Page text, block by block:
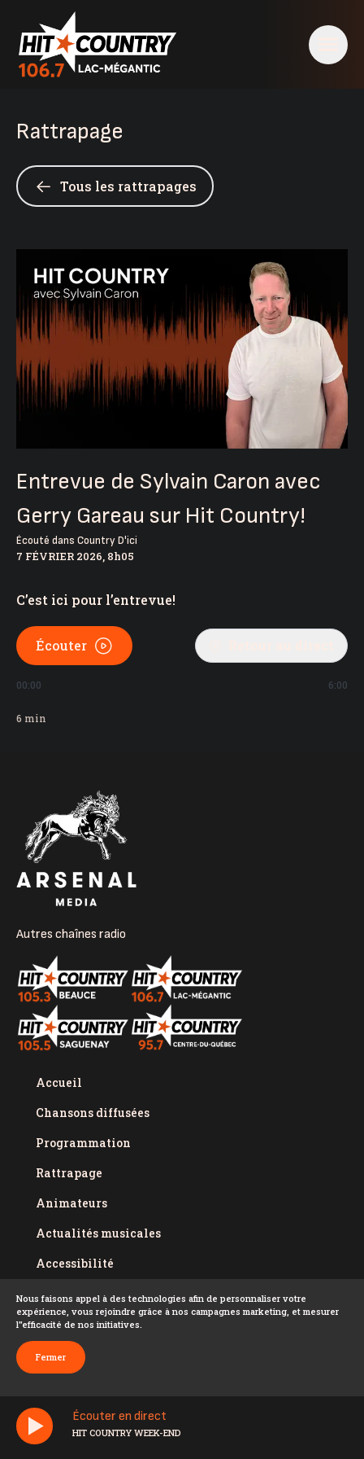
Écouter en direct
HIT COUNTRY WEEK-END
Rattrapage
Tous les rattrapages
Entrevue de Sylvain Caron avec
Gerry Gareau sur Hit Country!
Écouté dans Country D'ici
7 FÉVRIER 2026, 8h05
C’est ici pour l’entrevue!
Écouter
00:00 6:00
6 min
Autres chaînes radio
Accueil
Chansons diffusées
Programmation
Rattrapage
Animateurs
Actualités musicales
Accessibilité
Politique de confidentialité
Conditions d'utilisation
FAQ
Nous faisons appel à des technologies afin de personnaliser votre
expérience, vous rejoindre grâce à nos campagnes marketing, et mesurer
l''efficacité de nos initiatives.
Fermer